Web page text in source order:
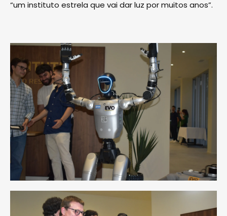
“um instituto estrela que vai dar luz por muitos anos”.